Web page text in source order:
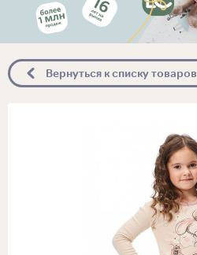
Вернуться к списку товаров